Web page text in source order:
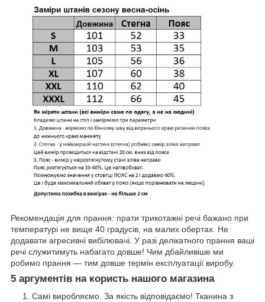
Рекомендація для прання: прати трикотажні речі бажано при
температурі не вище 40 градусів, на малих обертах. Не
додавати агресивні вибілювачі. У разі делікатного прання ваші
речі служитимуть набагато довше! Чим дбайливіше ми
робимо прання — тим довше термін експлуатації виробу.
5 аргументів на користь нашого магазина
Самі виробляємо. За якість відповідаємо! Тканина з